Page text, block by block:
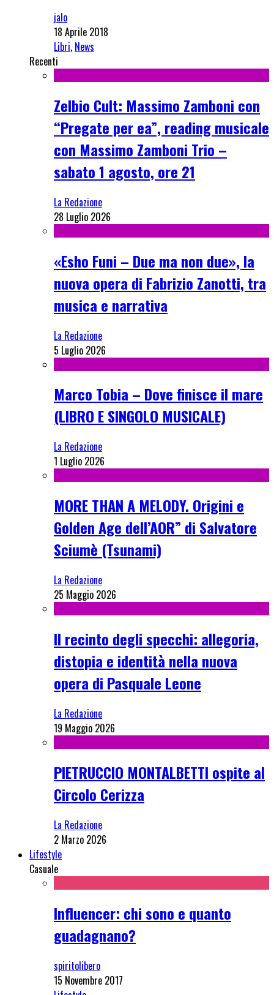
jalo
18 Aprile 2018
Libri, News
Recenti
Zelbio Cult: Massimo Zamboni con
“Pregate per ea”, reading musicale
con Massimo Zamboni Trio –
sabato 1 agosto, ore 21
La Redazione
28 Luglio 2026
«Esho Funi – Due ma non due», la
nuova opera di Fabrizio Zanotti, tra
musica e narrativa
La Redazione
5 Luglio 2026
Marco Tobia – Dove finisce il mare
(LIBRO E SINGOLO MUSICALE)
La Redazione
1 Luglio 2026
MORE THAN A MELODY. Origini e
Golden Age dell’AOR” di Salvatore
Sciumè (Tsunami)
La Redazione
25 Maggio 2026
Il recinto degli specchi: allegoria,
distopia e identità nella nuova
opera di Pasquale Leone
La Redazione
19 Maggio 2026
PIETRUCCIO MONTALBETTI ospite al
Circolo Cerizza
La Redazione
2 Marzo 2026
Lifestyle
Casuale
Influencer: chi sono e quanto
guadagnano?
spiritolibero
15 Novembre 2017